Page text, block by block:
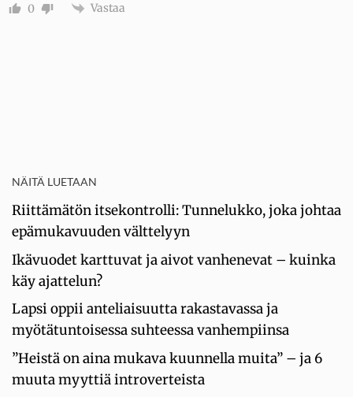
0 Vastaa
NÄITÄ LUETAAN
Riittämätön itsekontrolli: Tunnelukko, joka johtaa
epämukavuuden välttelyyn
Ikävuodet karttuvat ja aivot vanhenevat – kuinka
käy ajattelun?
Lapsi oppii anteliaisuutta rakastavassa ja
myötätuntoisessa suhteessa vanhempiinsa
”Heistä on aina mukava kuunnella muita” – ja 6
muuta myyttiä introverteista